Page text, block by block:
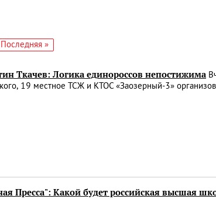
Последняя
Последняя »
Ткачев: Логика единороссов непостижима
19 местное ТСЖ и КТОС «Заозерный-3»
Пресса": Какой будет российская высшая